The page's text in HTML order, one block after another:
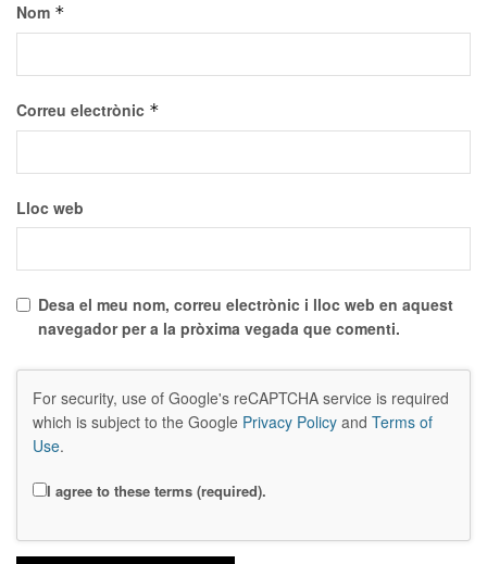
Nom *
Correu electrònic *
Lloc web
Desa el meu nom, correu electrònic i lloc web en aquest
navegador per a la pròxima vegada que comenti.
For security, use of Google's reCAPTCHA service is required
which is subject to the Google Privacy Policy and Terms of
Use.
I agree to these terms (required).